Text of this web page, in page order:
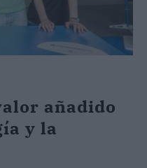
añadido
y la